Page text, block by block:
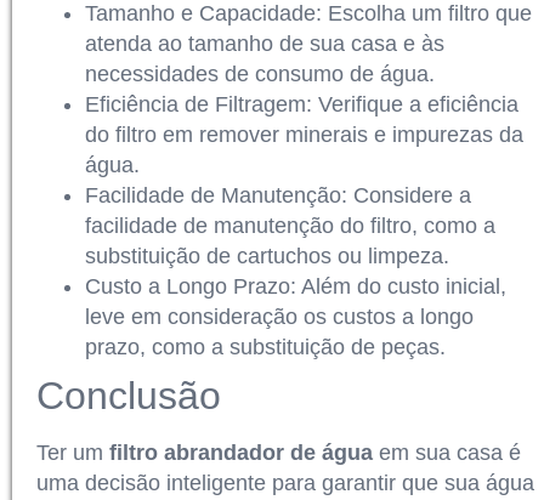
Tamanho e Capacidade: Escolha um filtro que
atenda ao tamanho de sua casa e às
necessidades de consumo de água.
Eficiência de Filtragem: Verifique a eficiência
do filtro em remover minerais e impurezas da
água.
Facilidade de Manutenção: Considere a
facilidade de manutenção do filtro, como a
substituição de cartuchos ou limpeza.
Custo a Longo Prazo: Além do custo inicial,
leve em consideração os custos a longo
prazo, como a substituição de peças.
Conclusão
Ter um filtro abrandador de água em sua casa é
uma decisão inteligente para garantir que sua água